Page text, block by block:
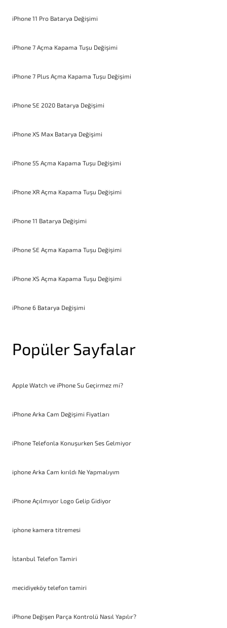
iPhone 11 Pro Batarya Değişimi
iPhone 7 Açma Kapama Tuşu Değişimi
iPhone 7 Plus Açma Kapama Tuşu Değişimi
iPhone SE 2020 Batarya Değişimi
iPhone XS Max Batarya Değişimi
iPhone 5S Açma Kapama Tuşu Değişimi
iPhone XR Açma Kapama Tuşu Değişimi
iPhone 11 Batarya Değişimi
iPhone SE Açma Kapama Tuşu Değişimi
iPhone XS Açma Kapama Tuşu Değişimi
iPhone 6 Batarya Değişimi
Popüler Sayfalar
Apple Watch ve iPhone Su Geçirmez mi?
iPhone Arka Cam Değişimi Fiyatları
iPhone Telefonla Konuşurken Ses Gelmiyor
iphone Arka Cam kırıldı Ne Yapmalıyım
iPhone Açılmıyor Logo Gelip Gidiyor
iphone kamera titremesi
İstanbul Telefon Tamiri
mecidiyeköy telefon tamiri
iPhone Değişen Parça Kontrolü Nasıl Yapılır?